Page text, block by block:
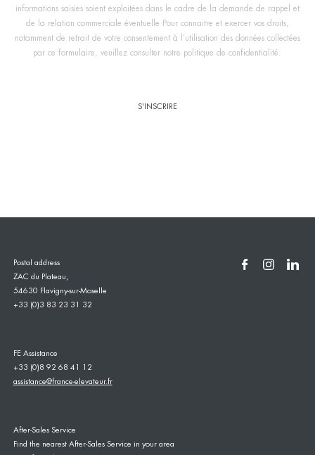
informations saisies soient exploitées dans le cadre de la demande de rappel et
de la relation commerciale éventuelle Pour connaitre et exercer vos droits,
notamment de retrait de votre consentement à l’utilisation des données collectées
par ce formulaire, veuillez consulter notre politique de confidentialité.
Postal address
ZAC du Plateau,
54630 Flavigny-sur-Moselle
+33 (0)3 83 23 31 32
FE Assistance
+33 (0)8 92 68 41 12
assistance@france-elevateur.fr
After-Sales Service
Find the nearest After-Sales Service in your area